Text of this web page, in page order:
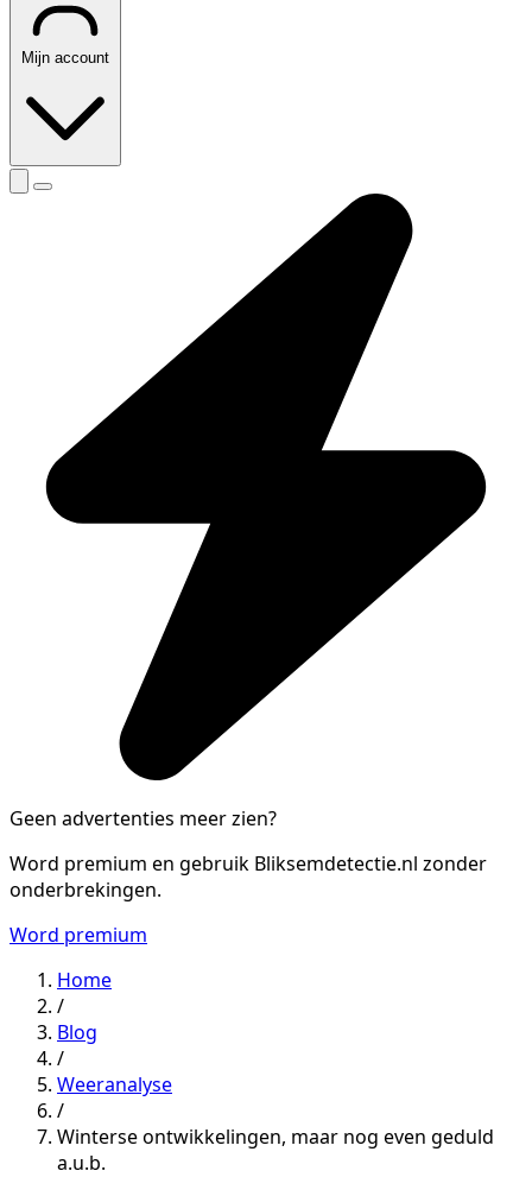
Mijn account
Geen advertenties meer zien?
Word premium en gebruik Bliksemdetectie.nl zonder
onderbrekingen.
Word premium
Home
/
Blog
/
Weeranalyse
/
Winterse ontwikkelingen, maar nog even geduld
a.u.b.